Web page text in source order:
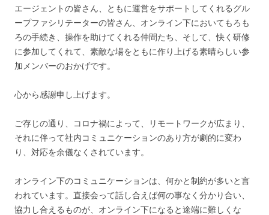
エージェントの皆さん、ともに運営をサポートしてくれるグル
ープファシリテーターの皆さん、オンライン下においてもろも
ろの手続き、操作を助けてくれる仲間たち、そして、快く研修
に参加してくれて、素敵な場をともに作り上げる素晴らしい参
加メンバーのおかげです。
心から感謝申し上げます。
ご存じの通り、コロナ禍によって、リモートワークが広まり、
それに伴って社内コミュニケーションのあり方が劇的に変わ
り、対応を余儀なくされています。
オンライン下のコミュニケーションは、何かと制約が多いと言
われています。直接会って話し合えば何の事なく分かり合い、
協力し合えるものが、オンライン下になると途端に難しくな